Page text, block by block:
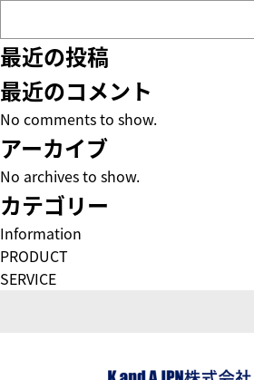
最近の投稿
最近のコメント
No comments to show.
アーカイブ
No archives to show.
カテゴリー
Information
PRODUCT
SERVICE